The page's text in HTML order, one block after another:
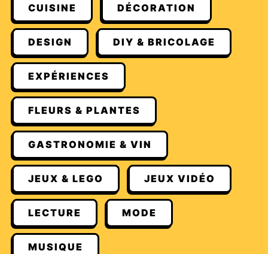
CUISINE DÉCORATION
DESIGN DIY & BRICOLAGE
EXPÉRIENCES
FLEURS & PLANTES
GASTRONOMIE & VIN
JEUX & LEGO JEUX VIDÉO
LECTURE MODE
MUSIQUE